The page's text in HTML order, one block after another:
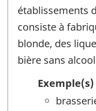
établissements
consiste à
blonde, des
bière sans